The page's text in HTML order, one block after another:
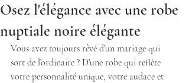
Osez l'élégance avec une robe
nuptiale noire élégante
Vous avez toujours rêvé d’un mariage qui
sort de l’ordinaire ? D’une robe qui reflète
votre personnalité unique, votre audace et